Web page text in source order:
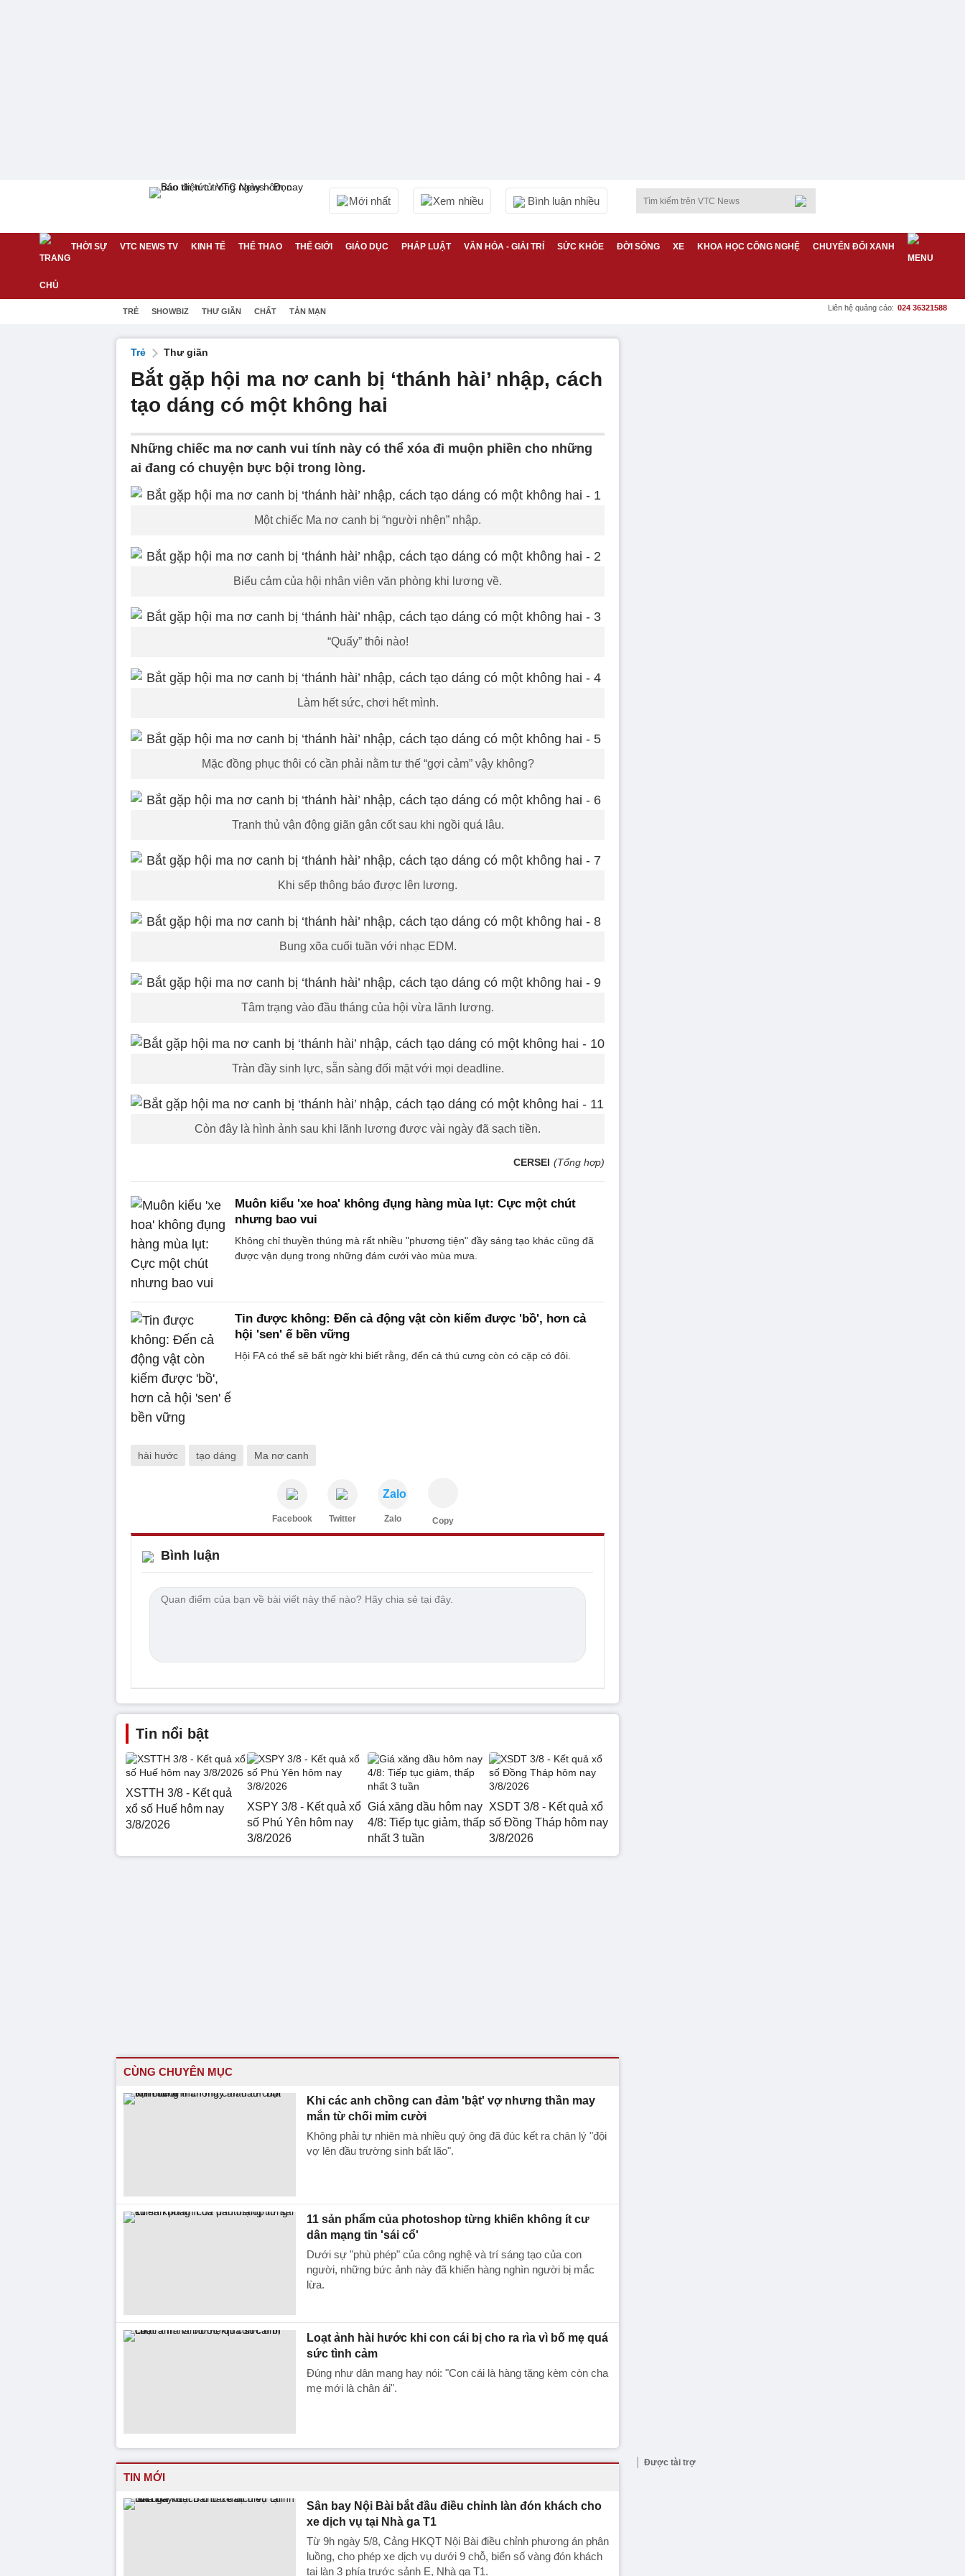
Mới nhất Xem nhiều Bình luận nhiều
THỜI SỰ VTC NEWS TV KINH TẾ THỂ THAO THẾ GIỚI GIÁO DỤC PHÁP LUẬT VĂN HÓA - GIẢI TRÍ SỨC KHỎE ĐỜI SỐNG XE KHOA HỌC CÔNG NGHỆ CHUYỂN ĐỔI XANH
TRẺ SHOWBIZ THƯ GIÃN CHẤT TẢN MẠN Liên hệ quảng cáo: 024 36321588
Trẻ Thư giãn
Bắt gặp hội ma nơ canh bị ‘thánh hài’ nhập, cách
tạo dáng có một không hai
Những chiếc ma nơ canh vui tính này có thể xóa đi muộn phiền cho những
ai đang có chuyện bực bội trong lòng.
Một chiếc Ma nơ canh bị “người nhện” nhập.
Biểu cảm của hội nhân viên văn phòng khi lương về.
“Quẩy” thôi nào!
Làm hết sức, chơi hết mình.
Mặc đồng phục thôi có cần phải nằm tư thế “gợi cảm” vậy không?
Tranh thủ vận động giãn gân cốt sau khi ngồi quá lâu.
Khi sếp thông báo được lên lương.
Bung xõa cuối tuần với nhạc EDM.
Tâm trạng vào đầu tháng của hội vừa lãnh lương.
Tràn đầy sinh lực, sẵn sàng đối mặt với mọi deadline.
Còn đây là hình ảnh sau khi lãnh lương được vài ngày đã sạch tiền.
CERSEI (Tổng hợp)
Muôn kiểu 'xe hoa' không đụng hàng mùa lụt: Cực một chút
nhưng bao vui
Không chỉ thuyền thúng mà rất nhiều "phương tiện" đầy sáng tạo khác cũng đã
được vận dụng trong những đám cưới vào mùa mưa.
Tin được không: Đến cả động vật còn kiếm được 'bồ', hơn cả
hội 'sen' ế bền vững
Hội FA có thể sẽ bất ngờ khi biết rằng, đến cả thú cưng còn có cặp có đôi.
hài hước tạo dáng Ma nơ canh
Facebook Twitter
Zalo
Zalo Copy
Bình luận
Tin nổi bật
XSTTH 3/8 - Kết quả
xổ số Huế hôm nay
3/8/2026
XSPY 3/8 - Kết quả xổ
số Phú Yên hôm nay
3/8/2026
Giá xăng dầu hôm nay
4/8: Tiếp tục giảm, thấp
nhất 3 tuần
XSDT 3/8 - Kết quả xổ
số Đồng Tháp hôm nay
3/8/2026
CÙNG CHUYÊN MỤC
Khi các anh chồng can đảm 'bật' vợ nhưng thần may
mắn từ chối mỉm cười
Không phải tự nhiên mà nhiều quý ông đã đúc kết ra chân lý "đội
vợ lên đầu trường sinh bất lão".
11 sản phẩm của photoshop từng khiến không ít cư
dân mạng tin 'sái cổ'
Dưới sự "phù phép" của công nghệ và trí sáng tạo của con
người, những bức ảnh này đã khiến hàng nghìn người bị mắc
lừa.
Loạt ảnh hài hước khi con cái bị cho ra rìa vì bố mẹ quá
sức tình cảm
Đúng như dân mạng hay nói: "Con cái là hàng tặng kèm còn cha
mẹ mới là chân ái".
TIN MỚI
Sân bay Nội Bài bắt đầu điều chỉnh làn đón khách cho
xe dịch vụ tại Nhà ga T1
Từ 9h ngày 5/8, Cảng HKQT Nội Bài điều chỉnh phương án phân
luồng, cho phép xe dịch vụ dưới 9 chỗ, biển số vàng đón khách
tại làn 3 phía trước sảnh E, Nhà ga T1.
Được tài trợ